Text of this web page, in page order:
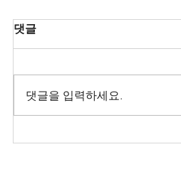
Oper Leipzig 2026/27
댓글
댓글을 입력하세요.